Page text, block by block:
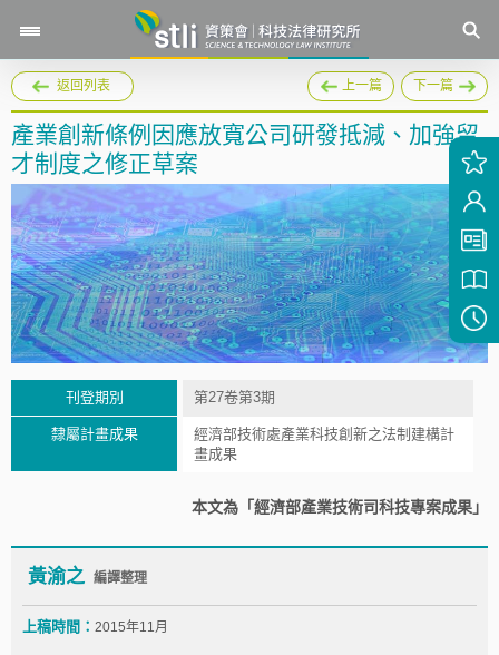
返回列表 上一篇 下一篇
產業創新條例因應放寬公司研發抵減、加強留
才制度之修正草案
刊登期別 第27卷第3期
隸屬計畫成果
經濟部技術處產業科技創新之法制建構計
畫成果
本文為「經濟部產業技術司科技專案成果」
黃渝之 編譯整理
上稿時間： 2015年11月